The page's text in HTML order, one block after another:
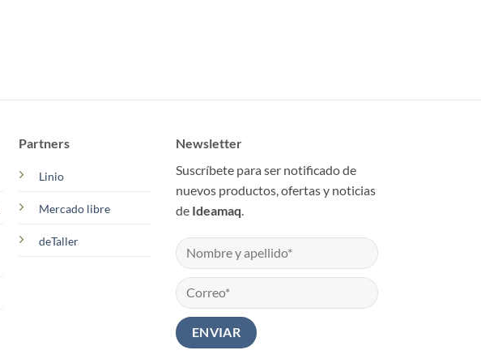
Partners
Linio
Mercado libre
deTaller
Newsletter
Suscríbete para ser notificado de
nuevos productos, ofertas y noticias
de Ideamaq.